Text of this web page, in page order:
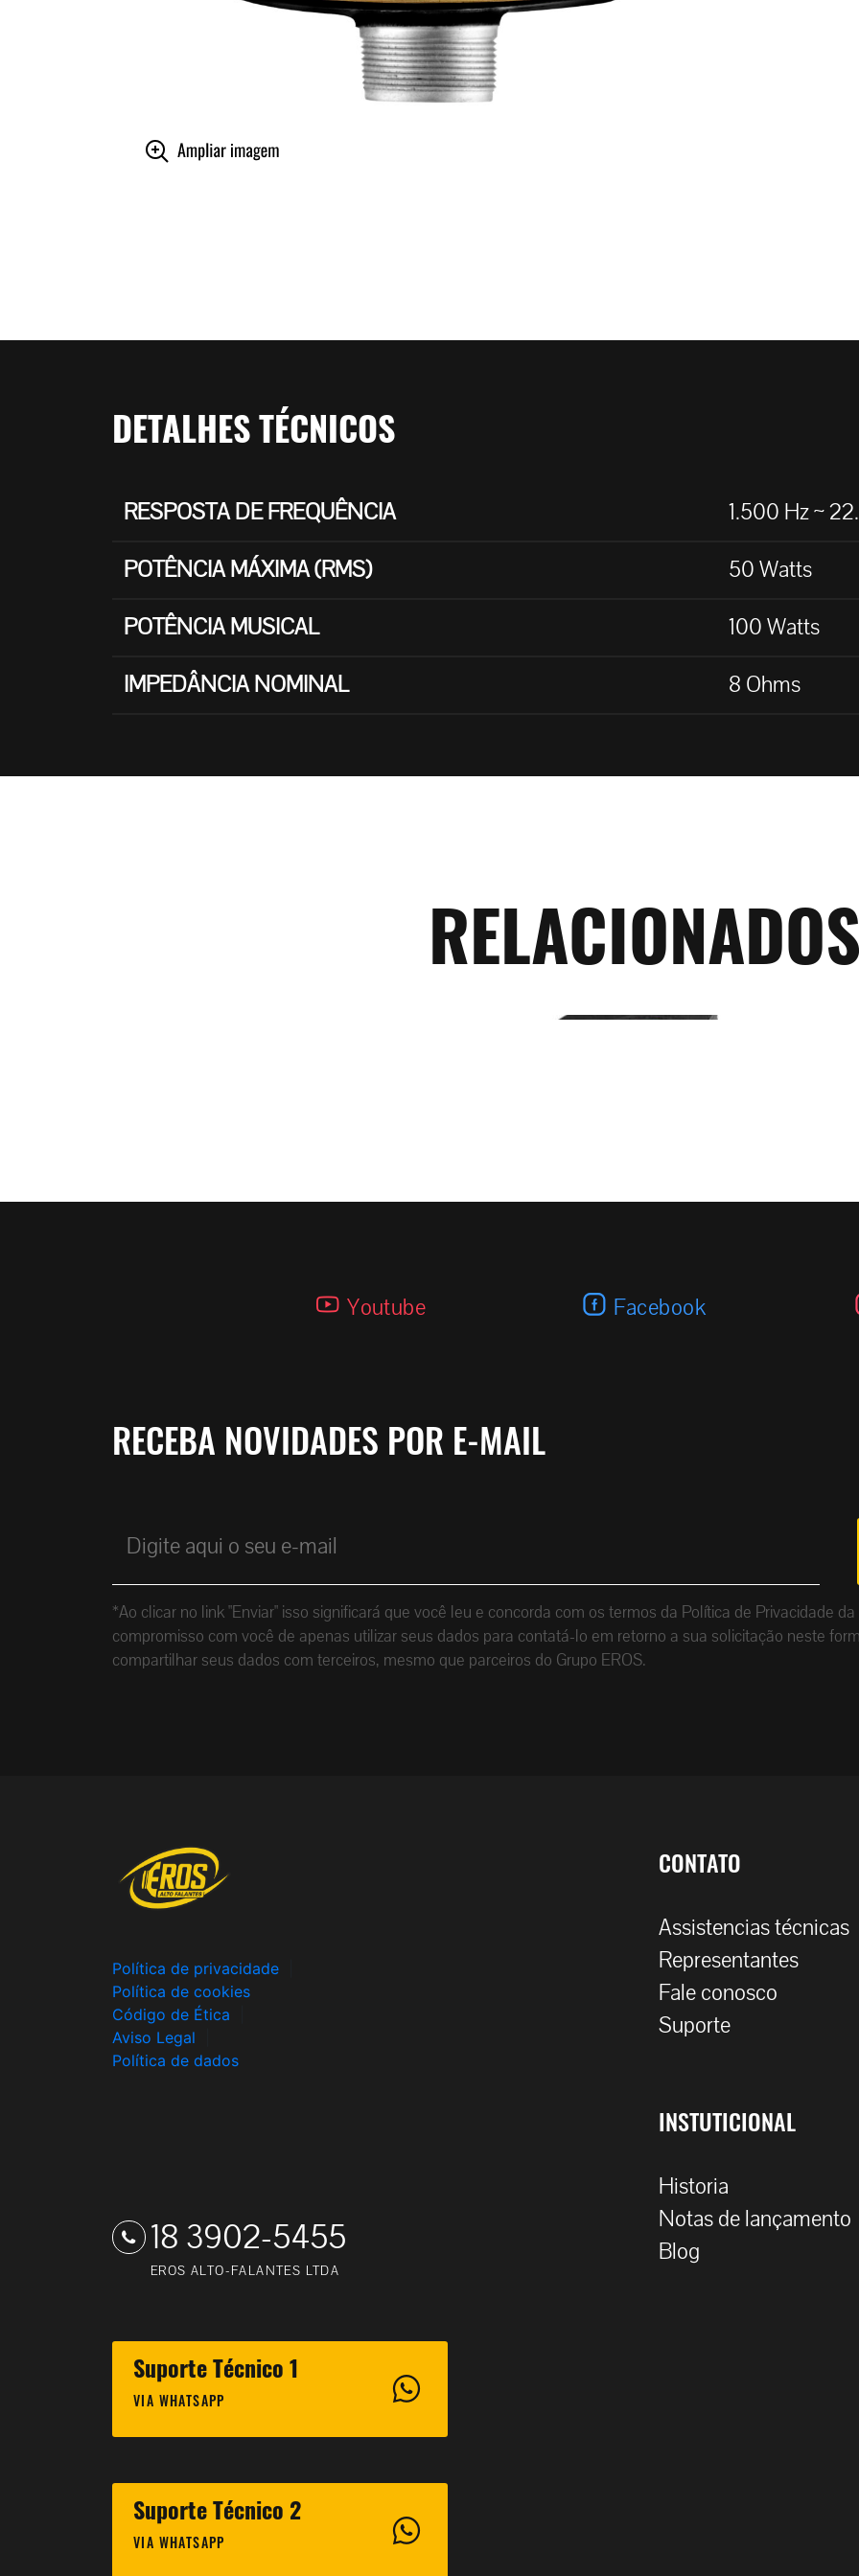
DETALHES TÉCNICOS
RESPOSTA DE FREQUÊNCIA
1.500 Hz ~
POTÊNCIA MÁXIMA (RMS)
50 Watts
POTÊNCIA MUSICAL
100 Watts
IMPEDÂNCIA NOMINAL
8 Ohms
Youtube Facebook
RECEBA NOVIDADES POR E-MAIL
*Ao clicar no link "Enviar" isso significará que você leu e concorda com os termos da Política de Privacidade
compromisso com você de apenas utilizar seus dados para contatá-lo em retorno a sua solicitação neste
compartilhar seus dados com terceiros, mesmo que parceiros do Grupo EROS.
Política de privacidade
Política de cookies
Código de Ética
Aviso Legal
Política de dados
18 3902-5455
EROS ALTO-FALANTES LTDA
Suporte Técnico 1
VIA WHATSAPP
Suporte Técnico 2
VIA WHATSAPP
CONTATO
Assistencias técnicas
Representantes
Fale conosco
Suporte
INSTUTICIONAL
Historia
Notas de lançamento
Blog